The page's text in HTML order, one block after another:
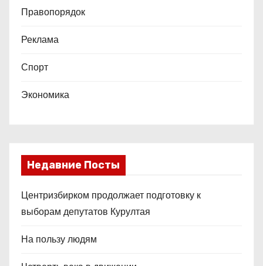
Правопорядок
Реклама
Спорт
Экономика
Недавние Посты
Центризбирком продолжает подготовку к
выборам депутатов Курултая
На пользу людям